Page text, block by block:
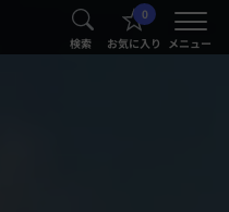
検索
0
お気に入り メニュー
®